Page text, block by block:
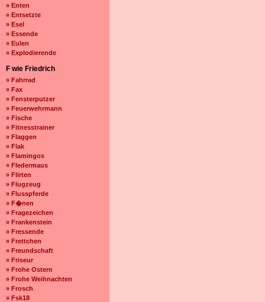
» Enten
» Entsetzte
» Esel
» Essende
» Eulen
» Explodierende
F wie Friedrich
» Fahrrad
» Fax
» Fensterputzer
» Feuerwehrmann
» Fische
» Fitnesstrainer
» Flaggen
» Flak
» Flamingos
» Fledermaus
» Flirten
» Flugzeug
» Flusspferde
» F�nen
» Fragezeichen
» Frankenstein
» Fressende
» Frettchen
» Freundschaft
» Friseur
» Frohe Ostern
» Frohe Weihnachten
» Frosch
» Fsk18